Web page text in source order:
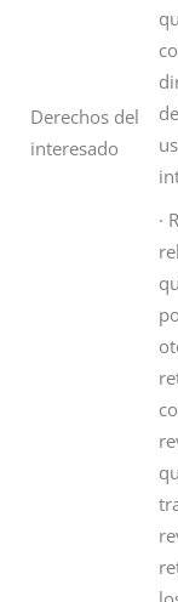
Derechos del
interesado
·